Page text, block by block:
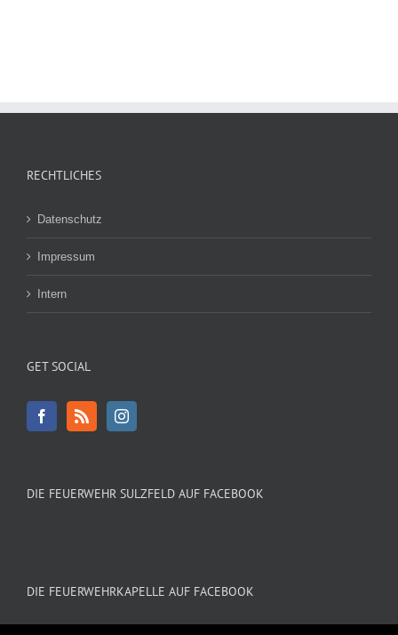
RECHTLICHES
Datenschutz
Impressum
Intern
GET SOCIAL
DIE FEUERWEHR SULZFELD AUF FACEBOOK
DIE FEUERWEHRKAPELLE AUF FACEBOOK